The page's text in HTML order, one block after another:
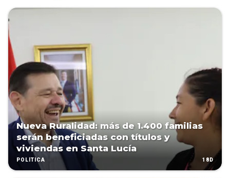
Nueva Ruralidad: más de 1.400 familias
serán beneficiadas con títulos y
viviendas en Santa Lucía
POLÍTICA 18D